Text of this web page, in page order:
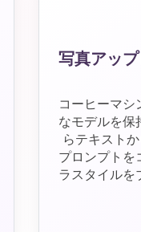
写真アッ
コーヒーマシ
なモデルを保
らテキスト
プロンプトを
ラスタイルを